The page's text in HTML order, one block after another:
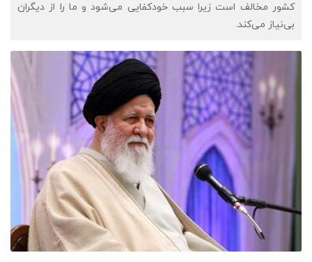
کشور مخالف است زیرا سبب خودکفایی می‌شود و ما را از دیگران
بی‌نیاز می‌کند.